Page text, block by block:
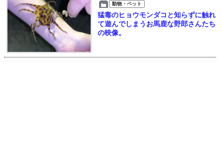
動物・ペット
猛毒のヒョウモンダコと知らずに触れ
て遊んでしまうお馬鹿な野郎さんたち
の映像。